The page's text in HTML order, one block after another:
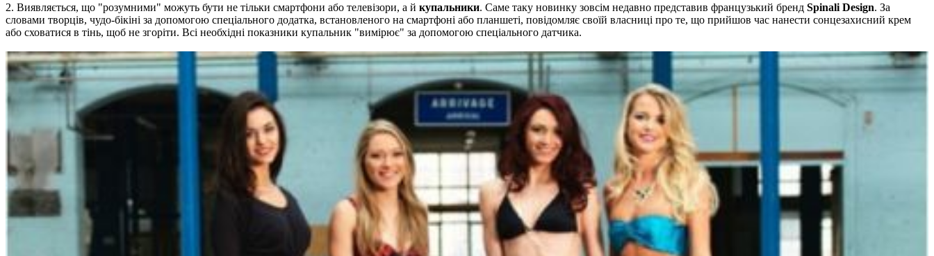
2. Виявляється, що "розумними" можуть бути не тільки смартфони або телевізори, а й купальники. Саме таку новинку зовсім недавно представив французький бренд Spinali Design. За
словами творців, чудо-бікіні за допомогою спеціального додатка, встановленого на смартфоні або планшеті, повідомляє своїй власниці про те, що прийшов час нанести сонцезахисний крем
або сховатися в тінь, щоб не згоріти. Всі необхідні показники купальник "вимірює" за допомогою спеціального датчика.